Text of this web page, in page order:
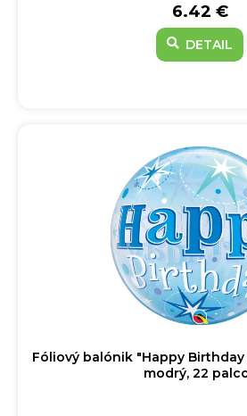
6.42 €
DETAIL
Fóliový balónik "Happy
modrý, 22